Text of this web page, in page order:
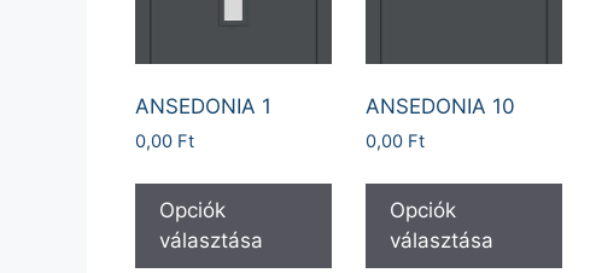
ANSEDONIA 1
0,00 Ft
Opciók
választása
ANSEDONIA 10
0,00 Ft
Opciók
választása